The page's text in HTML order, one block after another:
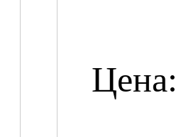
Цена: